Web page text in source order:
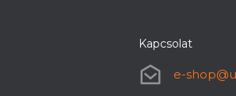
Kapcsolat
e-shop@